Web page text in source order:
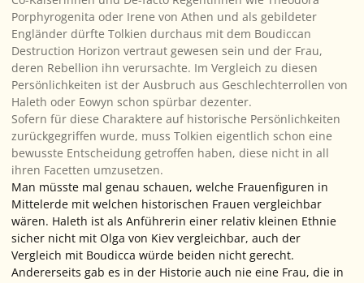
Porphyrogenita oder Irene von Athen und als gebildeter
Engländer dürfte Tolkien durchaus mit dem Boudiccan
Destruction Horizon vertraut gewesen sein und der Frau,
deren Rebellion ihn verursachte. Im Vergleich zu diesen
Persönlichkeiten ist der Ausbruch aus Geschlechterrollen von
Haleth oder Eowyn schon spürbar dezenter.
Sofern für diese Charaktere auf historische Persönlichkeiten
zurückgegriffen wurde, muss Tolkien eigentlich schon eine
bewusste Entscheidung getroffen haben, diese nicht in all
ihren Facetten umzusetzen.
Man müsste mal genau schauen, welche Frauenfiguren in
Mittelerde mit welchen historischen Frauen vergleichbar
wären. Haleth ist als Anführerin einer relativ kleinen Ethnie
sicher nicht mit Olga von Kiev vergleichbar, auch der
Vergleich mit Boudicca würde beiden nicht gerecht.
Andererseits gab es in der Historie auch nie eine Frau, die in